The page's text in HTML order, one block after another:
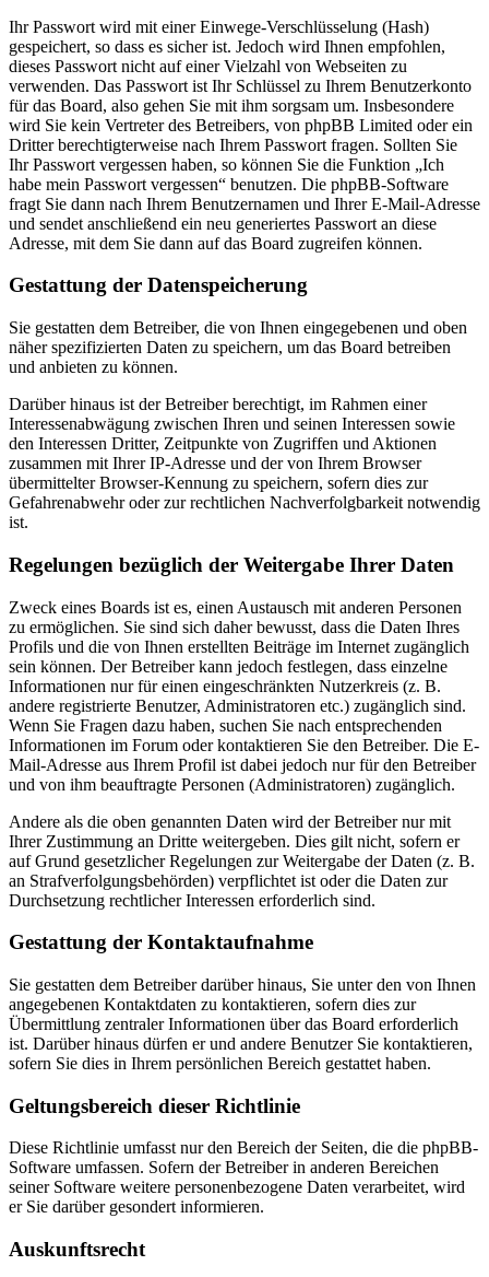
Ihr Passwort wird mit einer Einwege-Verschlüsselung (Hash)
gespeichert, so dass es sicher ist. Jedoch wird Ihnen empfohlen,
dieses Passwort nicht auf einer Vielzahl von Webseiten zu
verwenden. Das Passwort ist Ihr Schlüssel zu Ihrem Benutzerkonto
für das Board, also gehen Sie mit ihm sorgsam um. Insbesondere
wird Sie kein Vertreter des Betreibers, von phpBB Limited oder ein
Dritter berechtigterweise nach Ihrem Passwort fragen. Sollten Sie
Ihr Passwort vergessen haben, so können Sie die Funktion „Ich
habe mein Passwort vergessen“ benutzen. Die phpBB-Software
fragt Sie dann nach Ihrem Benutzernamen und Ihrer E-Mail-Adresse
und sendet anschließend ein neu generiertes Passwort an diese
Adresse, mit dem Sie dann auf das Board zugreifen können.
Gestattung der Datenspeicherung
Sie gestatten dem Betreiber, die von Ihnen eingegebenen und oben
näher spezifizierten Daten zu speichern, um das Board betreiben
und anbieten zu können.
Darüber hinaus ist der Betreiber berechtigt, im Rahmen einer
Interessenabwägung zwischen Ihren und seinen Interessen sowie
den Interessen Dritter, Zeitpunkte von Zugriffen und Aktionen
zusammen mit Ihrer IP-Adresse und der von Ihrem Browser
übermittelter Browser-Kennung zu speichern, sofern dies zur
Gefahrenabwehr oder zur rechtlichen Nachverfolgbarkeit notwendig
ist.
Regelungen bezüglich der Weitergabe Ihrer Daten
Zweck eines Boards ist es, einen Austausch mit anderen Personen
zu ermöglichen. Sie sind sich daher bewusst, dass die Daten Ihres
Profils und die von Ihnen erstellten Beiträge im Internet zugänglich
sein können. Der Betreiber kann jedoch festlegen, dass einzelne
Informationen nur für einen eingeschränkten Nutzerkreis (z. B.
andere registrierte Benutzer, Administratoren etc.) zugänglich sind.
Wenn Sie Fragen dazu haben, suchen Sie nach entsprechenden
Informationen im Forum oder kontaktieren Sie den Betreiber. Die E-
Mail-Adresse aus Ihrem Profil ist dabei jedoch nur für den Betreiber
und von ihm beauftragte Personen (Administratoren) zugänglich.
Andere als die oben genannten Daten wird der Betreiber nur mit
Ihrer Zustimmung an Dritte weitergeben. Dies gilt nicht, sofern er
auf Grund gesetzlicher Regelungen zur Weitergabe der Daten (z. B.
an Strafverfolgungsbehörden) verpflichtet ist oder die Daten zur
Durchsetzung rechtlicher Interessen erforderlich sind.
Gestattung der Kontaktaufnahme
Sie gestatten dem Betreiber darüber hinaus, Sie unter den von Ihnen
angegebenen Kontaktdaten zu kontaktieren, sofern dies zur
Übermittlung zentraler Informationen über das Board erforderlich
ist. Darüber hinaus dürfen er und andere Benutzer Sie kontaktieren,
sofern Sie dies in Ihrem persönlichen Bereich gestattet haben.
Geltungsbereich dieser Richtlinie
Diese Richtlinie umfasst nur den Bereich der Seiten, die die phpBB-
Software umfassen. Sofern der Betreiber in anderen Bereichen
seiner Software weitere personenbezogene Daten verarbeitet, wird
er Sie darüber gesondert informieren.
Auskunftsrecht